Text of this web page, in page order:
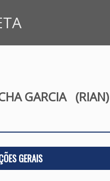
GARCIA (RIAN)
GERAIS